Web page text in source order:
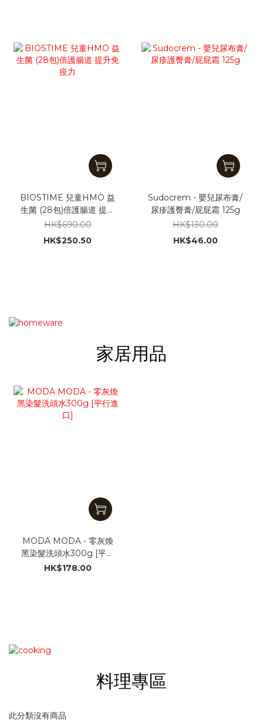
BIOSTIME 兒童HMO 益
生菌 (28包)倍護腸道 提升
免疫力
HK$690.00
HK$250.50
Sudocrem - 嬰兒尿布膏/
尿疹護臀膏/屁屁霜 125g
HK$130.00
HK$46.00
家居用品
MODA MODA - 零灰煥
黑染髮洗頭水300g [平行
進口]
HK$178.00
料理專區
此分類沒有商品